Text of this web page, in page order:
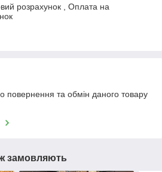
розрахунок , Оплата на
повернення та обмін даного товару
замовляють